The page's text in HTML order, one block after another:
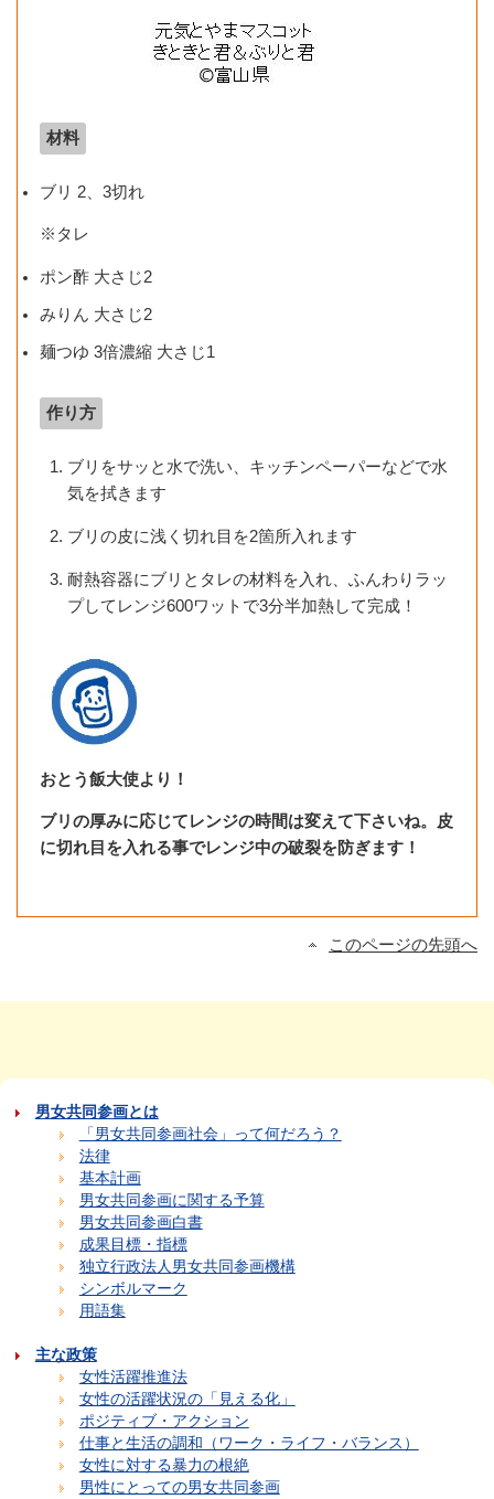
材料
ブリ 2、3切れ
※タレ
ポン酢 大さじ2
みりん 大さじ2
麺つゆ 3倍濃縮 大さじ1
作り方
ブリをサッと水で洗い、キッチンペーパーなどで水
気を拭きます
ブリの皮に浅く切れ目を2箇所入れます
耐熱容器にブリとタレの材料を入れ、ふんわりラッ
プしてレンジ600ワットで3分半加熱して完成！
おとう飯大使より！
ブリの厚みに応じてレンジの時間は変えて下さいね。皮
に切れ目を入れる事でレンジ中の破裂を防ぎます！
このページの先頭へ